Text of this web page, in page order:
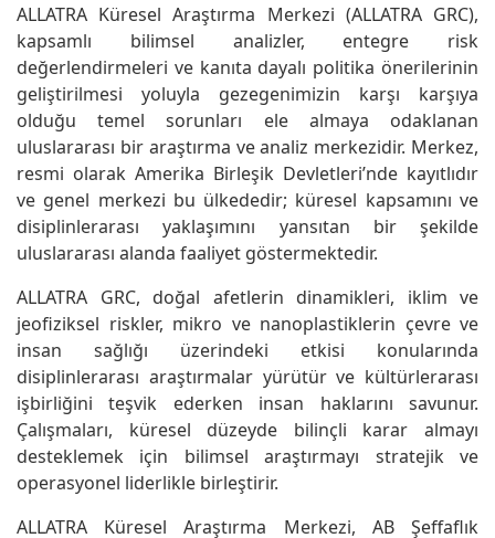
ALLATRA Küresel Araştırma Merkezi (ALLATRA GRC),
kapsamlı bilimsel analizler, entegre risk
değerlendirmeleri ve kanıta dayalı politika önerilerinin
geliştirilmesi yoluyla gezegenimizin karşı karşıya
olduğu temel sorunları ele almaya odaklanan
uluslararası bir araştırma ve analiz merkezidir. Merkez,
resmi olarak Amerika Birleşik Devletleri’nde kayıtlıdır
ve genel merkezi bu ülkededir; küresel kapsamını ve
disiplinlerarası yaklaşımını yansıtan bir şekilde
uluslararası alanda faaliyet göstermektedir.
ALLATRA GRC, doğal afetlerin dinamikleri, iklim ve
jeofiziksel riskler, mikro ve nanoplastiklerin çevre ve
insan sağlığı üzerindeki etkisi konularında
disiplinlerarası araştırmalar yürütür ve kültürlerarası
işbirliğini teşvik ederken insan haklarını savunur.
Çalışmaları, küresel düzeyde bilinçli karar almayı
desteklemek için bilimsel araştırmayı stratejik ve
operasyonel liderlikle birleştirir.
ALLATRA Küresel Araştırma Merkezi, AB Şeffaflık